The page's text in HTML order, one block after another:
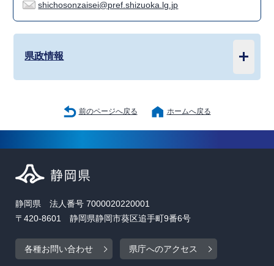
shichosonzaisei@pref.shizuoka.lg.jp
県政情報
前のページへ戻る ホームへ戻る
静岡県 法人番号 7000020220001
〒420-8601 静岡県静岡市葵区追手町9番6号
各種お問い合わせ 県庁へのアクセス